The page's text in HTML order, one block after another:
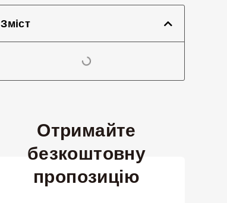
Зміст
Отримайте
безкоштовну
пропозицію